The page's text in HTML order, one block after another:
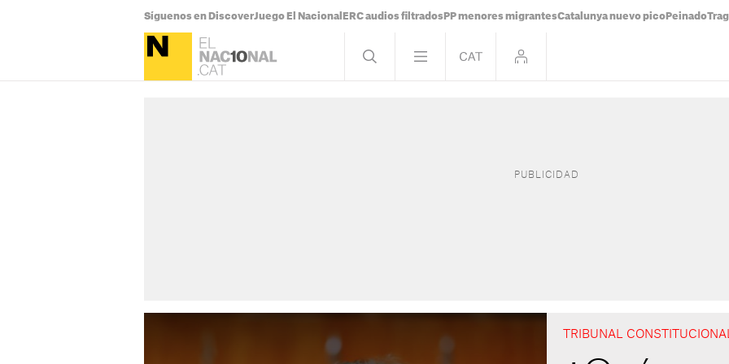
Síguenos en DiscoverJuego El Nacional ERC audios filtrados PP menores migrantesCatalunya nuevo pico Peinado
TRIBUNAL